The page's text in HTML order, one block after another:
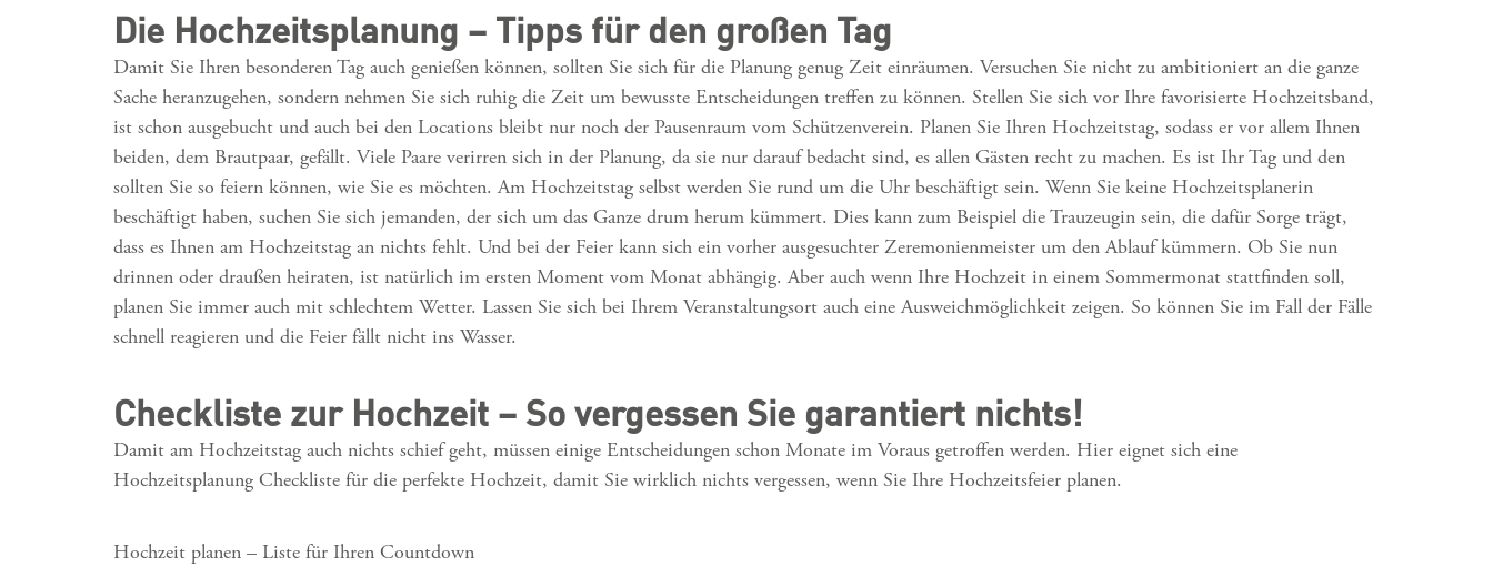
Die Hochzeitsplanung – Tipps für den großen Tag
Damit Sie Ihren besonderen Tag auch genießen können, sollten Sie sich für die Planung genug Zeit einräumen. Versuchen Sie nicht zu ambitioniert an die ganze
Sache heranzugehen, sondern nehmen Sie sich ruhig die Zeit um bewusste Entscheidungen treffen zu können. Stellen Sie sich vor Ihre favorisierte Hochzeitsband,
ist schon ausgebucht und auch bei den Locations bleibt nur noch der Pausenraum vom Schützenverein. Planen Sie Ihren Hochzeitstag, sodass er vor allem Ihnen
beiden, dem Brautpaar, gefällt. Viele Paare verirren sich in der Planung, da sie nur darauf bedacht sind, es allen Gästen recht zu machen. Es ist Ihr Tag und den
sollten Sie so feiern können, wie Sie es möchten. Am Hochzeitstag selbst werden Sie rund um die Uhr beschäftigt sein. Wenn Sie keine Hochzeitsplanerin
beschäftigt haben, suchen Sie sich jemanden, der sich um das Ganze drum herum kümmert. Dies kann zum Beispiel die Trauzeugin sein, die dafür Sorge trägt,
dass es Ihnen am Hochzeitstag an nichts fehlt. Und bei der Feier kann sich ein vorher ausgesuchter Zeremonienmeister um den Ablauf kümmern. Ob Sie nun
drinnen oder draußen heiraten, ist natürlich im ersten Moment vom Monat abhängig. Aber auch wenn Ihre Hochzeit in einem Sommermonat stattfinden soll,
planen Sie immer auch mit schlechtem Wetter. Lassen Sie sich bei Ihrem Veranstaltungsort auch eine Ausweichmöglichkeit zeigen. So können Sie im Fall der Fälle
schnell reagieren und die Feier fällt nicht ins Wasser.
Checkliste zur Hochzeit – So vergessen Sie garantiert nichts!
Damit am Hochzeitstag auch nichts schief geht, müssen einige Entscheidungen schon Monate im Voraus getroffen werden. Hier eignet sich eine
Hochzeitsplanung Checkliste für die perfekte Hochzeit, damit Sie wirklich nichts vergessen, wenn Sie Ihre Hochzeitsfeier planen.
Hochzeit planen – Liste für Ihren Countdown